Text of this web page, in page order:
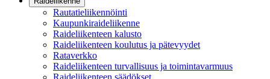
Rautatieliikennöinti
Kaupunkiraideliikenne
Raideliikenteen kalusto
Raideliikenteen koulutus ja pätevyydet
Rataverkko
Raideliikenteen turvallisuus ja toimintavarmuus
Raideliikenteen säädökset